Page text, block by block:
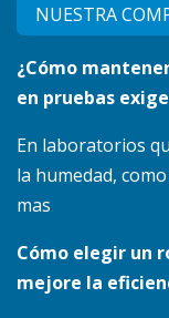
NUESTRA
¿Cómo
en pruebas
En laboratorios
la humedad,
mas
Cómo elegir un
mejore la